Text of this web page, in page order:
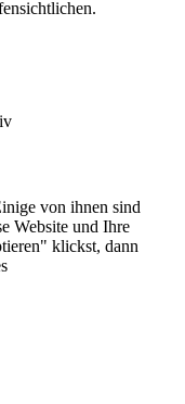
von ihnen sind
Website und Ihre
klickst, dann